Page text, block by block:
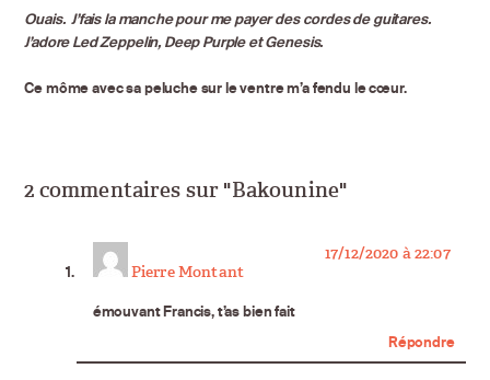
Ouais. J’fais la manche pour me payer des cordes de guitares.
J’adore Led Zeppelin, Deep Purple et Genesis.
Ce môme avec sa peluche sur le ventre m’a fendu le cœur.
2 commentaires sur "Bakounine"
Pierre Montant
17/12/2020 à 22:07
émouvant Francis, t’as bien fait
Répondre